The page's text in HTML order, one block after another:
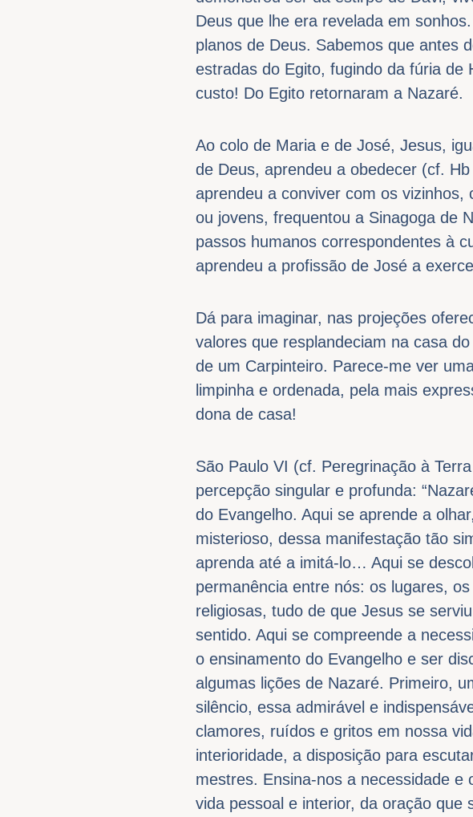
Deus que lhe era revelada em
planos de Deus. Sabemos que antes
estradas do Egito, fugindo da fúria de
custo! Do Egito retornaram a Nazaré.
Ao colo de Maria e de José, Jesus,
de Deus, aprendeu a obedecer (cf.
aprendeu a conviver com os
ou jovens, frequentou a Sinagoga de
passos humanos correspondentes à
aprendeu a profissão de José a
Dá para imaginar, nas projeções
valores que resplandeciam na casa
de um Carpinteiro. Parece-me ver
limpinha e ordenada, pela mais
dona de casa!
São Paulo VI (cf. Peregrinação à
percepção singular e profunda:
do Evangelho. Aqui se aprende a
misterioso, dessa manifestação tão
aprenda até a imitá-lo… Aqui se
permanência entre nós: os lugares,
religiosas, tudo de que Jesus se
sentido. Aqui se compreende a
o ensinamento do Evangelho e ser
algumas lições de Nazaré. Primeiro,
silêncio, essa admirável e
clamores, ruídos e gritos em nossa
interioridade, a disposição para
mestres. Ensina-nos a necessidade
vida pessoal e interior, da oração que